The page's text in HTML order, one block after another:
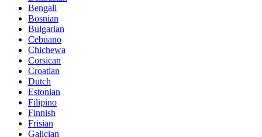
Bengali
Bosnian
Bulgarian
Cebuano
Chichewa
Corsican
Croatian
Dutch
Estonian
Filipino
Finnish
Frisian
Galician